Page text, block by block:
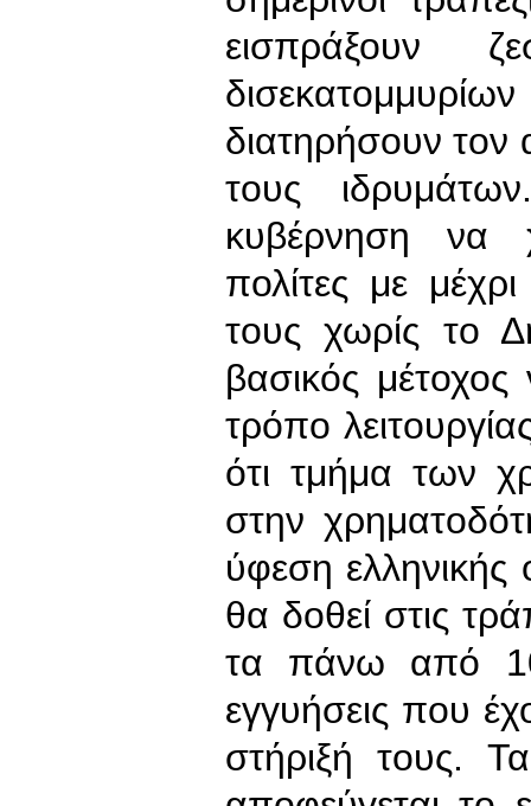
εισπράξουν
διατηρήσουν τον
τους
κυβέρνηση να
πολίτες με
τους χωρίς το
βασικός
τρόπο
ότι τμήμα των
στην
ύφεση
θα δοθεί στις
τα πάνω από
εγγυήσεις που
στήριξή τους.